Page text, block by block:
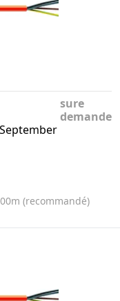
sure
demande
(recommandé)